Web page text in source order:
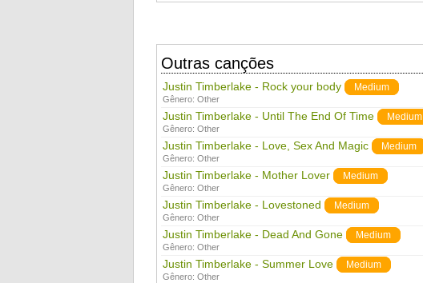
Outras canções
Justin Timberlake - Rock your body Medium
Gênero: Other
Justin Timberlake - Until The End Of Time Medium
Gênero: Other
Justin Timberlake - Love, Sex And Magic Medium
Gênero: Other
Justin Timberlake - Mother Lover Medium
Gênero: Other
Justin Timberlake - Lovestoned Medium
Gênero: Other
Justin Timberlake - Dead And Gone Medium
Gênero: Other
Justin Timberlake - Summer Love Medium
Gênero: Other